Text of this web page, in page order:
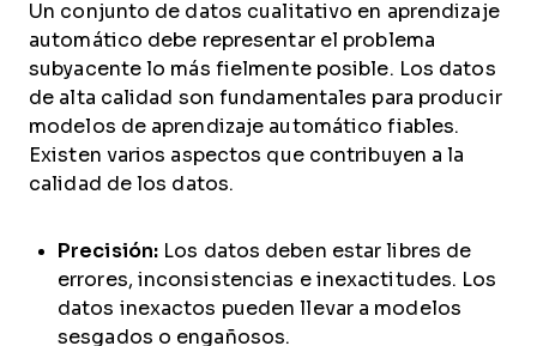
Un conjunto de datos cualitativo en aprendizaje
automático debe representar el problema
subyacente lo más fielmente posible. Los datos
de alta calidad son fundamentales para producir
modelos de aprendizaje automático fiables.
Existen varios aspectos que contribuyen a la
calidad de los datos.
Precisión: Los datos deben estar libres de
errores, inconsistencias e inexactitudes. Los
datos inexactos pueden llevar a modelos
sesgados o engañosos.